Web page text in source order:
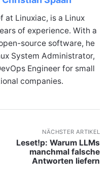
at Linuxiac, is a Linux
of experience. With a
source software, he
System Administrator,
Engineer for small
companies.
NÄCHSTER ARTIKEL
Leset!p: Warum LLMs
manchmal falsche
Antworten liefern